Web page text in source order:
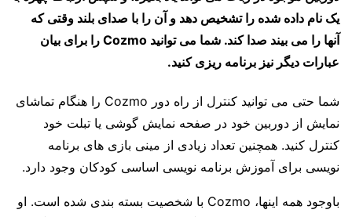
یک نام داده شده را تشخیص دهد و آن را با صدای بلند وقتی که
آنها را می بیند صدا کند. شما می توانید Cozmo را برای بیان
عبارات دیگر نیز برنامه ریزی کنید.
شما حتی می توانید کنترل از راه دور Cozmo را هنگام تماشای
نمایش از دوربین خود در صفحه نمایش گوشی یا تبلت خود
کنترل کنید. همچنین تعداد زیادی از مینی بازی های برنامه
نویسی برای آموزش برنامه نویسی اساسی کودکان وجود دارد.
باوجود همه اینها، Cozmo با شخصیت بسته بندی شده است.
او